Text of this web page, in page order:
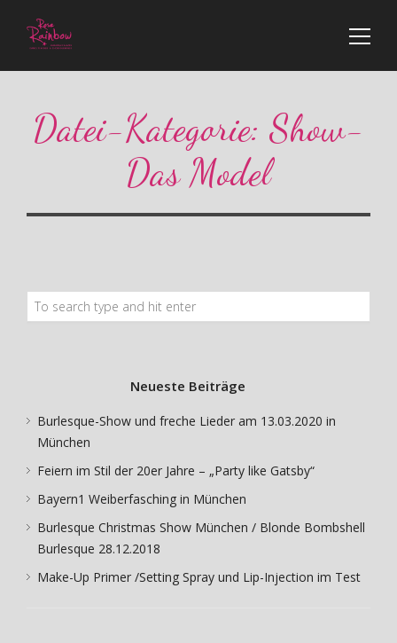
Datei-Kategorie: Show-
Das Model
Neueste Beiträge
Burlesque-Show und freche Lieder am 13.03.2020 in
München
Feiern im Stil der 20er Jahre – „Party like Gatsby“
Bayern1 Weiberfasching in München
Burlesque Christmas Show München / Blonde Bombshell
Burlesque 28.12.2018
Make-Up Primer /Setting Spray und Lip-Injection im Test